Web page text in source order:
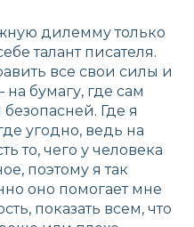
дилемму только
талант писателя.
все свои силы и
бумагу, где сам
Где я
угодно, ведь на
то, чего у человека
поэтому я так
оно помогает мне
показать всем, что